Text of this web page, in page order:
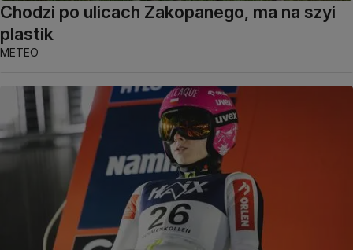
Chodzi po ulicach Zakopanego, ma na szyi
plastik
METEO